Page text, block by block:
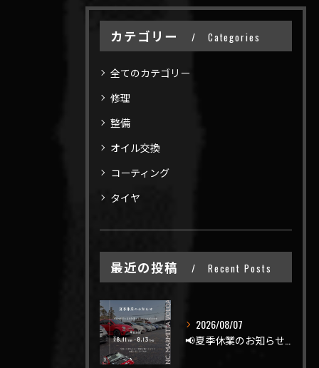
カテゴリー Categories
全てのカテゴリー
修理
整備
オイル交換
コーティング
タイヤ
最近の投稿 Recent Posts
2026/08/07
📢夏季休業のお知らせ📢